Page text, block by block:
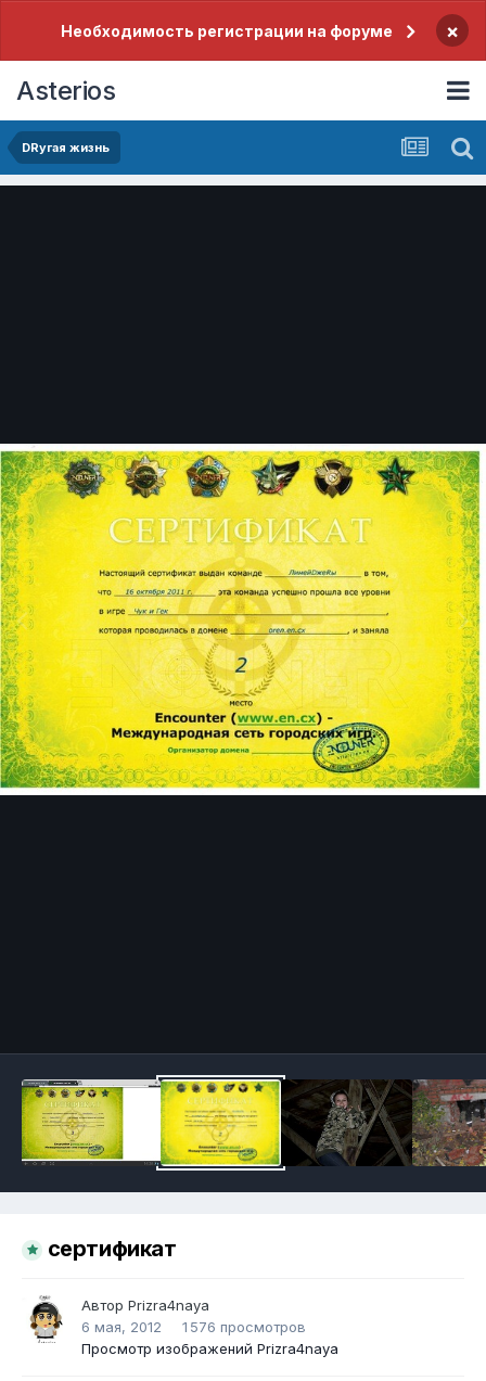
Необходимость регистрации на форуме ×
Asterios
DRугая жизнь
сертификат
Автор Prizra4naya
6 мая, 2012
1 576 просмотров
Просмотр изображений Prizra4naya